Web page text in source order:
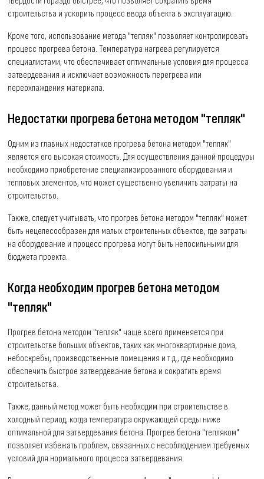
строительства и ускорить процесс ввода объекта в эксплуатацию.
Кроме того, использование метода "тепляк" позволяет контролировать
процесс прогрева бетона. Температура нагрева регулируется
специалистами, что обеспечивает оптимальные условия для процесса
затвердевания и исключает возможность перегрева или
переохлаждения материала.
Недостатки прогрева бетона методом "тепляк"
Одним из главных недостатков прогрева бетона методом "тепляк"
является его высокая стоимость. Для осуществления данной процедуры
необходимо приобретение специализированного оборудования и
тепловых элементов, что может существенно увеличить затраты на
строительство.
Также, следует учитывать, что прогрев бетона методом "тепляк" может
быть нецелесообразен для малых строительных объектов, где затраты
на оборудование и процесс прогрева могут быть непосильными для
бюджета проекта.
Когда необходим прогрев бетона методом
"тепляк"
Прогрев бетона методом "тепляк" чаще всего применяется при
строительстве больших объектов, таких как многоквартирные дома,
небоскребы, производственные помещения и т.д., где необходимо
обеспечить быстрое затвердевание бетона и сократить время
строительства.
Также, данный метод может быть необходим при строительстве в
холодный период, когда температура окружающей среды ниже
оптимальной для затвердевания бетона. Прогрев бетона "тепляком"
позволяет избежать проблем, связанных с несоблюдением требуемых
условий для нормального процесса затвердевания.